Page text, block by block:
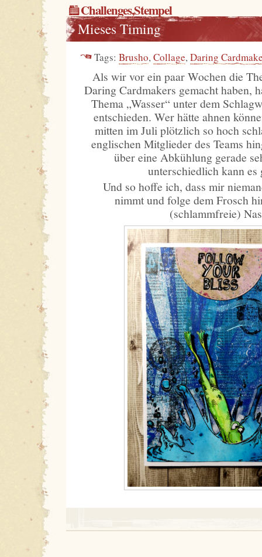
Challenges,Stempel
Mieses Timing
Tags: Brusho, Collage, Daring
Als wir vor ein paar Wochen die
Daring Cardmakers gemacht haben,
Thema „Wasser“ unter dem
entschieden. Wer hätte ahnen
mitten im Juli plötzlich so hoch
englischen Mitglieder des Teams
über eine Abkühlung gerade
unterschiedlich kann es
Und so hoffe ich, dass mir
nimmt und folge dem Frosch
(schlammfreie)